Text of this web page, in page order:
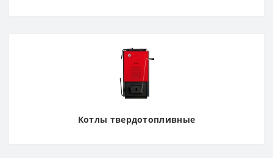
Котлы твердотопливные